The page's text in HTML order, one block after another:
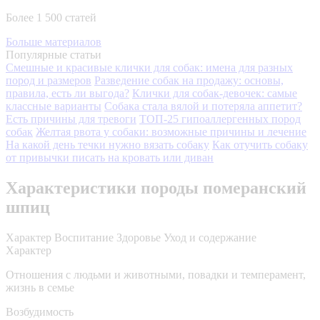
Более 1 500 статей
Больше материалов
Популярные статьи
Смешные и красивые клички для собак: имена для разных
пород и размеров Разведение собак на продажу: основы,
правила, есть ли выгода? Клички для собак-девочек: самые
классные варианты Собака стала вялой и потеряла аппетит?
Есть причины для тревоги ТОП-25 гипоаллергенных пород
собак Желтая рвота у собаки: возможные причины и лечение
На какой день течки нужно вязать собаку Как отучить собаку
от привычки писать на кровать или диван
Характеристики породы померанский
шпиц
Характер Воспитание Здоровье Уход и содержание
Характер
Отношения с людьми и животными, повадки и темперамент,
жизнь в семье
Возбудимость